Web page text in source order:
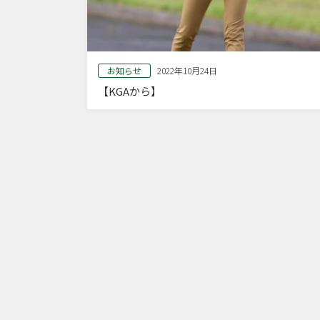
お知らせ 2022年10月24日
【KGAから】